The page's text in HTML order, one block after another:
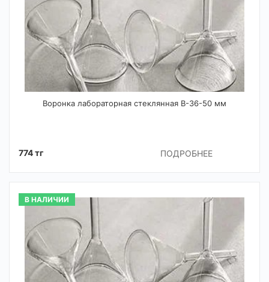
Воронка лабораторная стеклянная В-36-50 мм
774 тг ПОДРОБНЕЕ
В НАЛИЧИИ